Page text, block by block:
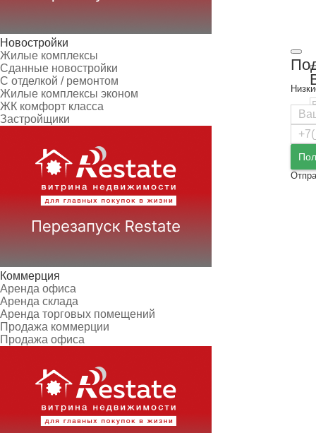
Новостройки
Жилые комплексы
Сданные новостройки
С отделкой / ремонтом
Жилые комплексы эконом
ЖК комфорт класса
Застройщики
Коммерция
Аренда офиса
Аренда склада
Аренда торговых помещений
Продажа коммерции
Продажа офиса